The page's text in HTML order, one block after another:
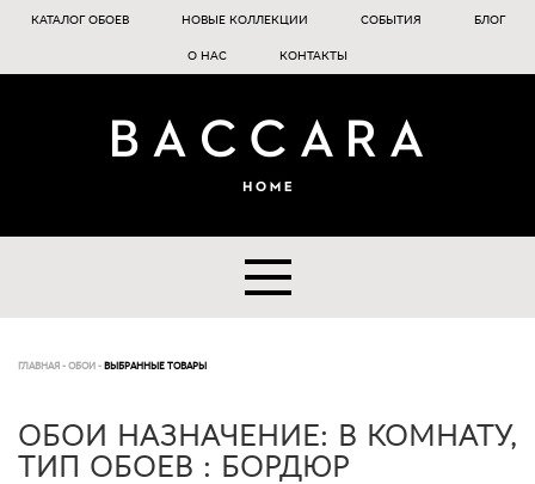
КАТАЛОГ ОБОЕВ НОВЫЕ КОЛЛЕКЦИИ СОБЫТИЯ БЛОГ
О НАС КОНТАКТЫ
ГЛАВНАЯ - ОБОИ - ВЫБРАННЫЕ ТОВАРЫ
ОБОИ НАЗНАЧЕНИЕ: В КОМНАТУ,
ТИП ОБОЕВ : БОРДЮР